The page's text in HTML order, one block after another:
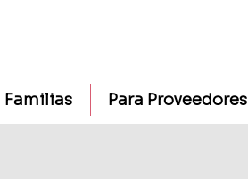
Familias Para Proveedores